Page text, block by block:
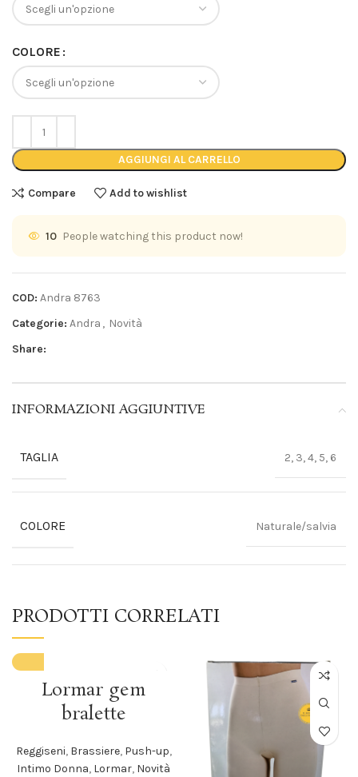
COLORE
AGGIUNGI AL CARRELLO
Compare Add to wishlist
10 People watching this product now!
COD: Andra 8763
Categorie: Andra , Novità
Share:
INFORMAZIONI AGGIUNTIVE
TAGLIA 2, 3, 4, 5, 6
COLORE Naturale/salvia
PRODOTTI CORRELATI
Lormar gem
bralette
Reggiseni, Brassiere, Push-up,
Intimo Donna, Lormar, Novità